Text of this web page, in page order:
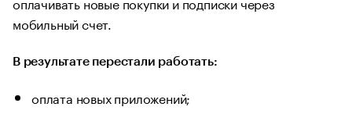
мобильный счет.
В результате перестали работать:
оплата новых приложений;